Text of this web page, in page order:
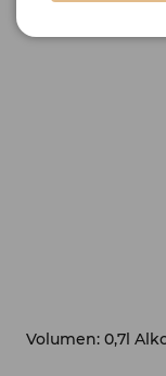
Volumen: 0,7l